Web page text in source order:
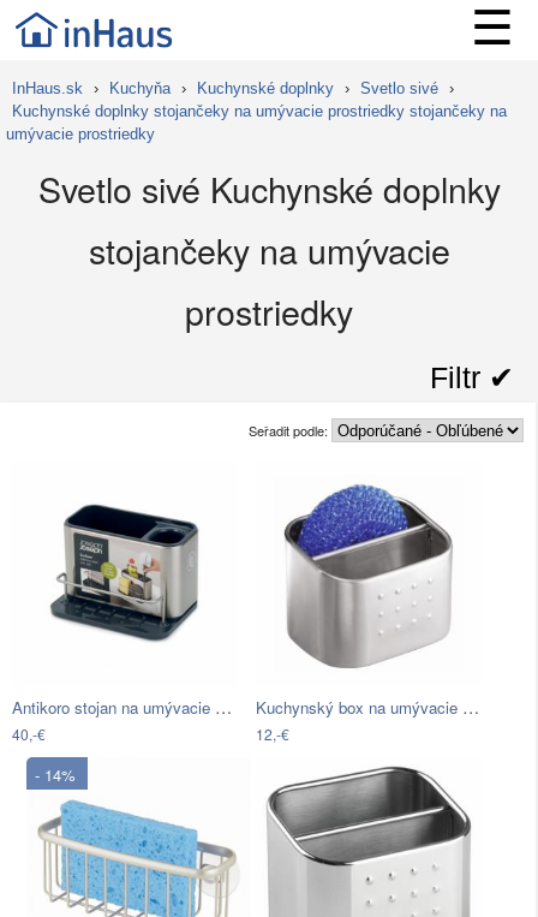
☰
InHaus.sk › Kuchyňa › Kuchynské doplnky › Svetlo sivé ›
Kuchynské doplnky stojančeky na umývacie prostriedky stojančeky na
umývacie prostriedky
Svetlo sivé Kuchynské doplnky
stojančeky na umývacie
prostriedky
Filtr ✔︎
Seřadit podle:
Antikoro stojan na umývacie prostriedky…
40,-€
Kuchynský box na umývacie prostriedky…
12,-€
- 14%